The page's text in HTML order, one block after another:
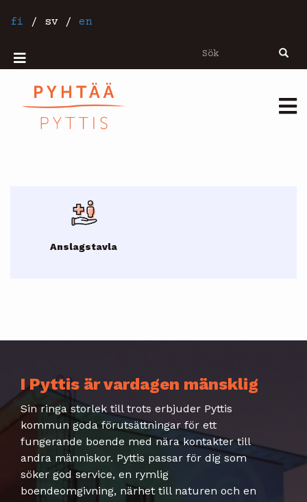
tillfi / sv / en
Sök Sök
Mobiilivalikko
Anslagstavla
I Pyttis är vardagen mänsklig
Sin ringa storlek till trots erbjuder Pyttis
kommun goda förutsättningar för ett
fungerande boende med nära kontakter till
andra människor. Pyttis passar för dig som
söker god service, en rymlig
boendeomgivning, närhet till naturen och en